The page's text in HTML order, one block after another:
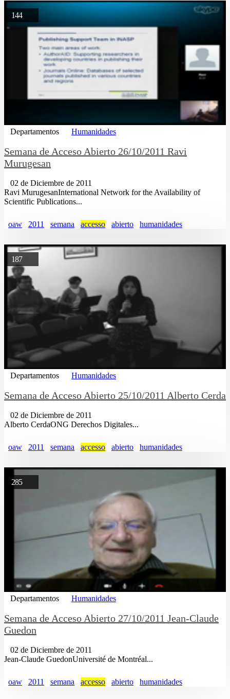
144
Departamentos Humanidades
Semana de Acceso Abierto 26/10/2011 Ravi
Murugesan
02 de Diciembre de 2011
Ravi MurugesanInternational Network for the Availability of
Scientific Publications...
oaw 2011 semana accesso abierto humanidades
187
Departamentos Humanidades
Semana de Acceso Abierto 25/10/2011 Alberto Cerda
02 de Diciembre de 2011
Alberto CerdaONG Derechos Digitales...
oaw 2011 semana accesso abierto humanidades
285
Departamentos Humanidades
Semana de Acceso Abierto 27/10/2011 Jean-Claude
Guedon
02 de Diciembre de 2011
Jean-Claude GuedonUniversité de Montréal...
oaw 2011 semana accesso abierto humanidades